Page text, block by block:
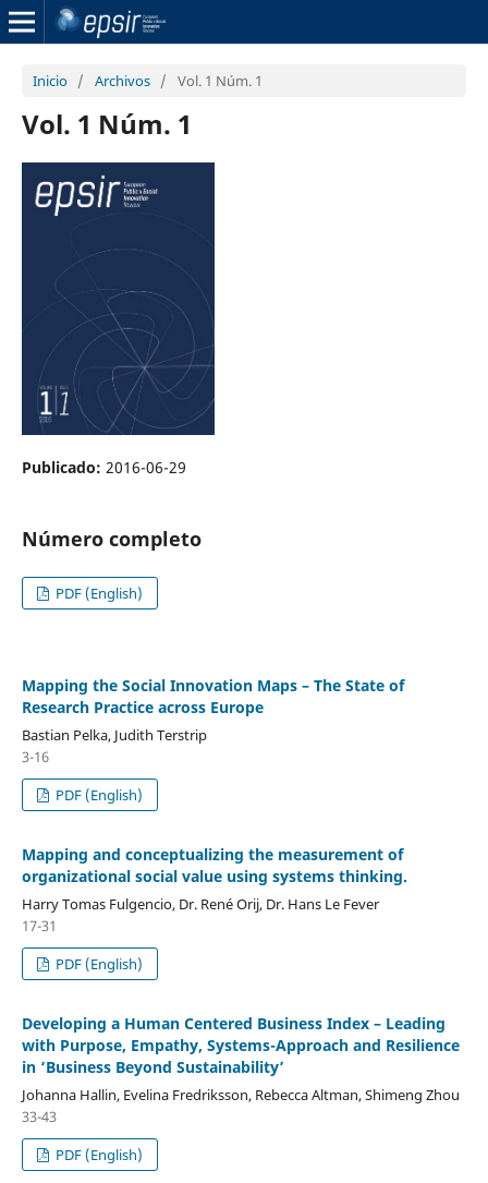
Inicio / Archivos / Vol. 1 Núm. 1
Vol. 1 Núm. 1
Publicado: 2016-06-29
Número completo
PDF (English)
Mapping the Social Innovation Maps – The State of
Research Practice across Europe
Bastian Pelka, Judith Terstrip
3-16
PDF (English)
Mapping and conceptualizing the measurement of
organizational social value using systems thinking.
Harry Tomas Fulgencio, Dr. René Orij, Dr. Hans Le Fever
17-31
PDF (English)
Developing a Human Centered Business Index – Leading
with Purpose, Empathy, Systems-Approach and Resilience
in ‘Business Beyond Sustainability’
Johanna Hallin, Evelina Fredriksson, Rebecca Altman, Shimeng Zhou
33-43
PDF (English)